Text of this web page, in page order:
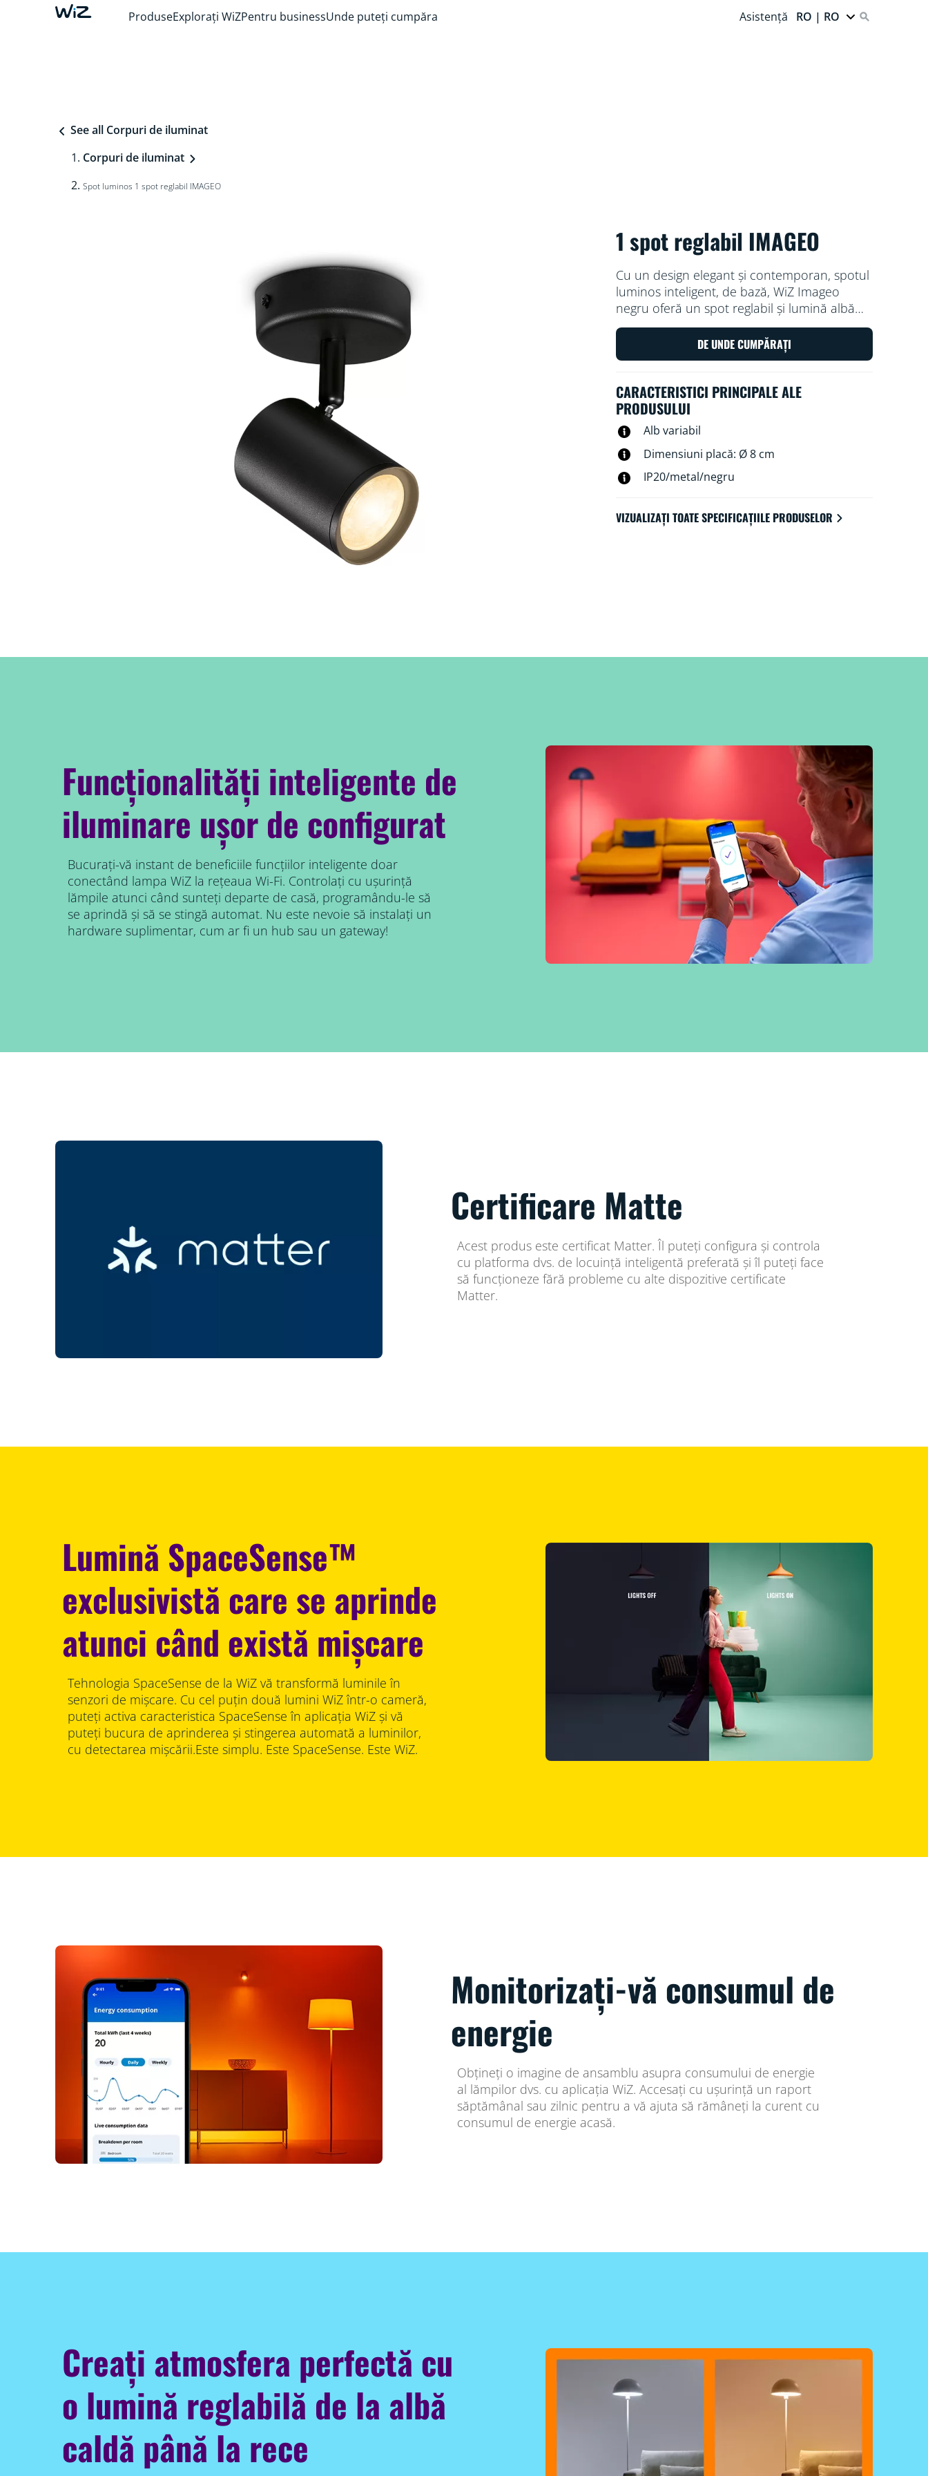
ProduseExplorați WiZPentru businessUnde puteți cumpăra Asistență RO | RO
See all Corpuri de iluminat
Corpuri de iluminat
Spot luminos 1 spot reglabil IMAGEO
1 spot reglabil IMAGEO
Cu un design elegant și contemporan, spotul
luminos inteligent, de bază, WiZ Imageo
negru oferă un spot reglabil și lumină albă
caldă sau rece pentru spațiul
dumneavoastră. Folosiți-l cu rețeaua Wi-Fi
existentă pentru a-l controla cu aplicația WiZ
DE UNDE CUMPĂRAȚI
CARACTERISTICI PRINCIPALE ALE
PRODUSULUI
Alb variabil
Dimensiuni placă: Ø 8 cm
IP20/metal/negru
VIZUALIZAȚI TOATE SPECIFICAȚIILE PRODUSELOR
Funcționalități inteligente de
iluminare ușor de configurat
Bucurați-vă instant de beneficiile funcțiilor inteligente doar
conectând lampa WiZ la rețeaua Wi-Fi. Controlați cu ușurință
lămpile atunci când sunteți departe de casă, programându-le să
se aprindă și să se stingă automat. Nu este nevoie să instalați un
hardware suplimentar, cum ar fi un hub sau un gateway!
Certificare Matte
Acest produs este certificat Matter. Îl puteți configura și controla
cu platforma dvs. de locuință inteligentă preferată și îl puteți face
să funcționeze fără probleme cu alte dispozitive certificate
Matter.
Lumină SpaceSense™
exclusivistă care se aprinde
atunci când există mișcare
Tehnologia SpaceSense de la WiZ vă transformă luminile în
senzori de mișcare. Cu cel puțin două lumini WiZ într-o cameră,
puteți activa caracteristica SpaceSense în aplicația WiZ și vă
puteți bucura de aprinderea și stingerea automată a luminilor,
cu detectarea mișcării.Este simplu. Este SpaceSense. Este WiZ.
Monitorizați-vă consumul de
energie
Obțineți o imagine de ansamblu asupra consumului de energie
al lămpilor dvs. cu aplicația WiZ. Accesați cu ușurință un raport
săptămânal sau zilnic pentru a vă ajuta să rămâneți la curent cu
consumul de energie acasă.
Creați atmosfera perfectă cu
o lumină reglabilă de la albă
caldă până la rece